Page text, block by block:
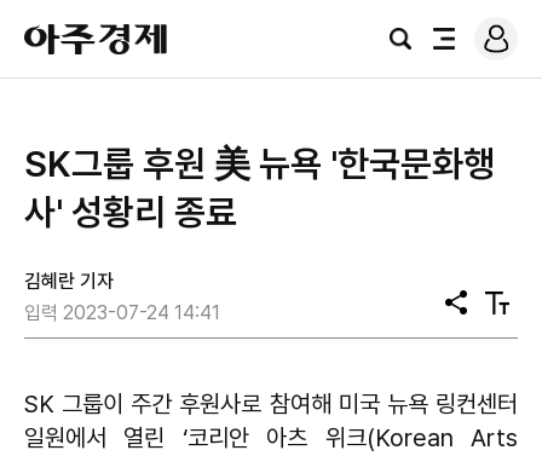
아
주
경
검
전
로
그
SK그룹 후원 美 뉴욕 '한국문화행
사' 성황리 종료
김혜란 기자
입력 2023-07-24 14:41
공
유
텍
스
기
SK 그룹이 주간 후원사로 참여해 미국 뉴욕 링컨센터
일원에서 열린 ‘코리안 아츠 위크(Korean Arts